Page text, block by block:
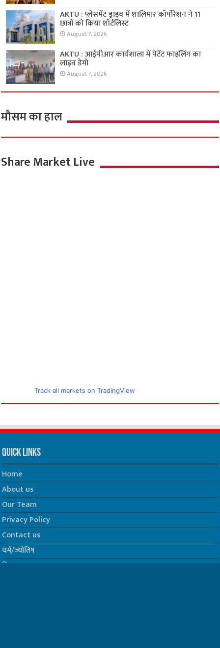
AKTU : प्लेसमेंट ड्राइव में शालिमार कॉर्पोरेशन ने 11
छात्रों को किया शॉर्टलिस्ट
August 7, 2026
AKTU : आईपीआर कार्यशाला में पेटेंट फाइलिंग का
लाइव डेमो
August 7, 2026
मौसम का हाल
Share Market Live
Track all markets on TradingView
Quick Links
Home
About us
Our Team
Privacy Policy
Contact us
धर्म/ज्योतिष
फिल्म